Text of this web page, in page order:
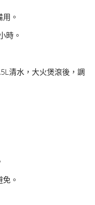
。
時。
清水，大火煲滾後，調
。